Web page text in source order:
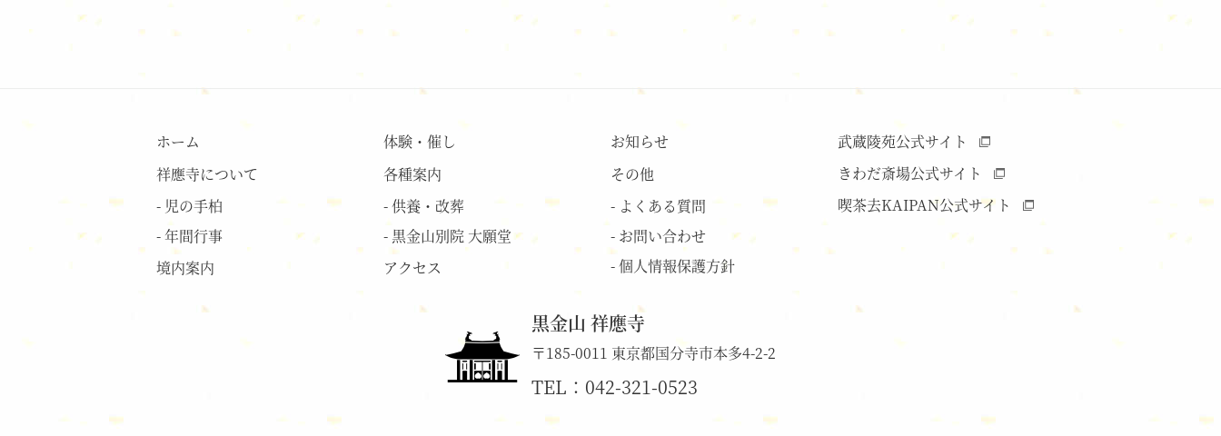
ホーム
祥應寺について
- 児の手柏
- 年間行事
境内案内
体験・催し
各種案内
- 供養・改葬
- 黒金山別院 大願堂
アクセス
お知らせ
その他
- よくある質問
- お問い合わせ
- 個人情報保護方針
武蔵陵苑公式サイト
きわだ斎場公式サイト
喫茶去KAIPAN公式サイト
黒金山 祥應寺
〒185-0011 東京都国分寺市本多4-2-2
TEL： 042-321-0523